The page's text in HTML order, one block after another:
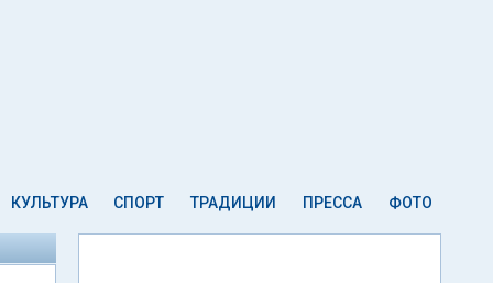
КУЛЬТУРА СПОРТ ТРАДИЦИИ ПРЕССА ФОТО